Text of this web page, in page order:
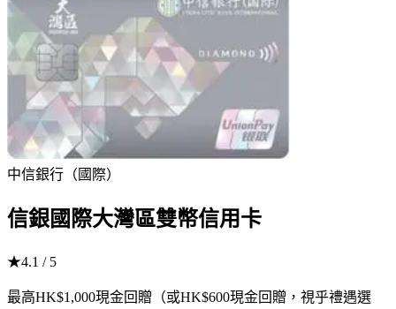
中信銀行（國際）
信銀國際大灣區雙幣信用卡
★4.1 / 5
最高HK$1,000現金回贈（或HK$600現金回贈，視乎禮遇選